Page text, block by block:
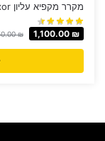
מקרר מקפיא עליון Luxor ‏280 ‏ליטר דגם DF280
₪ 1,100.00 ₪